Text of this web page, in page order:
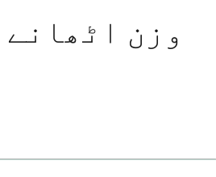
وزن